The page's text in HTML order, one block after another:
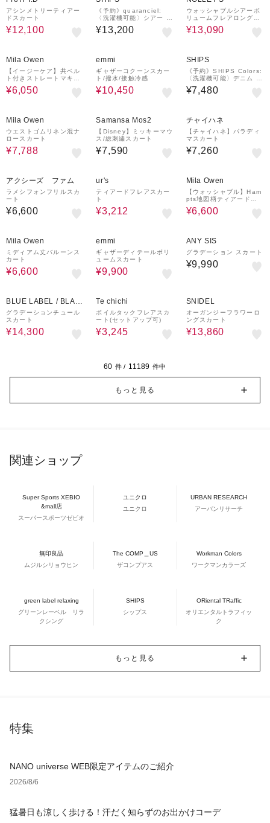
アシンメトリーティアー
ドスカート
¥12,100
《予約》quaranciel:
〈洗濯機可能〉シアー チ
ェック プリーツ フレア
スカート
¥13,200
ウォッシャブルシアーボ
リュームフレアロングス
カート
¥13,090
Mila Owen
【イージーケア】共ベル
ト付きストレートマキシ
スカート
¥6,050
emmi
ギャザーコクーンスカー
ト/撥水/接触冷感
¥10,450
SHIPS
《予約》SHIPS Colors:
〈洗濯機可能〉デニム 台
形 スカート◆
¥7,480
Mila Owen
ウエストゴムリネン混ナ
ロースカート
¥7,788
Samansa Mos2
【Disney】ミッキーマウ
ス/総刺繍スカート
¥7,590
チャイハネ
【チャイハネ】パラディ
マスカート
¥7,260
アクシーズ ファム
ラメシフォンフリルスカ
ート
¥6,600
ur's
ティアードフレアスカー
ト
¥3,212
Mila Owen
【ウォッシャブル】Ham
pts地図柄ティアードマ
キシスカート
¥6,600
Mila Owen
ミディアム丈バルーンス
カート
¥6,600
emmi
ギャザーディテールボリ
ュームスカート
¥9,900
ANY SIS
グラデーション スカート
¥9,990
BLUE LABEL / BLAC
K LABEL CRESTBRI
DGE
グラデーションチュール
スカート
¥14,300
Te chichi
ボイルタックフレアスカ
ート(セットアップ可)
¥3,245
SNIDEL
オーガンジーフラワーロ
ングスカート
¥13,860
60 件 / 11189 件中
もっと見る
関連ショップ
Super Sports XEBIO
&mall店
スーパースポーツゼビオ
ユニクロ
ユニクロ
URBAN RESEARCH
アーバンリサーチ
無印良品
ムジルシリョウヒン
The COMP＿US
ザコンプアス
Workman Colors
ワークマンカラーズ
green label relaxing
グリーンレーベル リラ
クシング
SHIPS
シップス
ORiental TRaffic
オリエンタルトラフィッ
ク
もっと見る
特集
NANO universe WEB限定アイテムのご紹介
2026/8/6
猛暑日も涼しく歩ける！汗だく知らずのお出かけコーデ